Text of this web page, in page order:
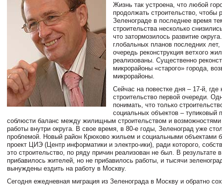
Жизнь так устроена, что любой
продолжать строительство, чтобы
Зеленограде в последнее время
строительства несколько
что затормозилось развитие
глобальных планов последних
очередь реконструкция ветхого
реализованы. Существенно
микрорайоны «старого» города,
микрорайоны.
Сейчас на повестке дня – 17-й, где
строительство первой очереди.
понимать, что только
социальных объектов – тупиковый
соблюсти баланс между жилищным строительством и
работы внутри округа. В свое время, в 80-е годы, Зеленоград уже
проблемой. Новый район Крюково жильем и социальными объектами
проект ЦИЭ (Центр информатики и электро-ики), ради которого,
это строительство, по ряду причин реализован не был. В результате в
прибавилось жителей, но не прибавилось работы, и тысячи
вынуждены ездить на работу в Москву.
Сегодня ежедневная миграция из Зеленограда в Москву и обратно